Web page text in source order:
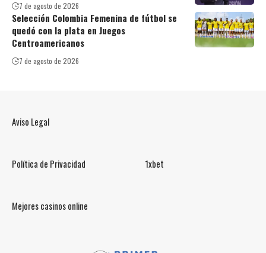
7 de agosto de 2026
Selección Colombia Femenina de fútbol se
quedó con la plata en Juegos
Centroamericanos
7 de agosto de 2026
Aviso Legal
Política de Privacidad 1xbet
Mejores casinos online